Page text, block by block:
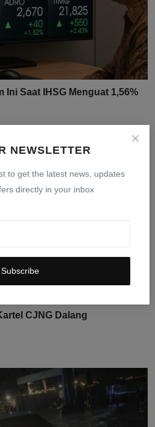
NEWSLETTER
to get the latest news, updates
directly in your inbox
Subscribe
Saat IHSG Menguat 1,56%
CJNG Dalang